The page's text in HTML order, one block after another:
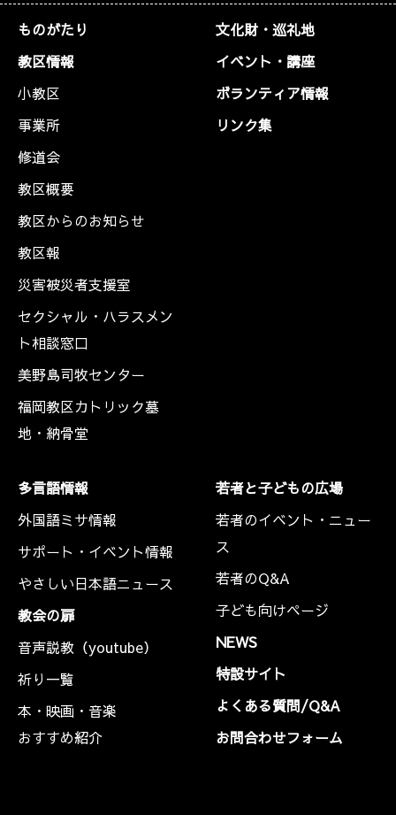
ものがたり
教区情報
小教区
事業所
修道会
教区概要
教区からのお知らせ
教区報
災害被災者支援室
セクシャル・ハラスメン
ト相談窓口
美野島司牧センター
福岡教区カトリック墓
地・納骨堂
文化財・巡礼地
イベント・講座
ボランティア情報
リンク集
多言語情報
外国語ミサ情報
サポート・イベント情報
やさしい日本語ニュース
教会の扉
音声説教（youtube）
祈り一覧
本・映画・音楽
おすすめ紹介
若者と子どもの広場
若者のイベント・ニュー
ス
若者のQ&A
子ども向けページ
NEWS
特設サイト
よくある質問/Q&A
お問合わせフォーム